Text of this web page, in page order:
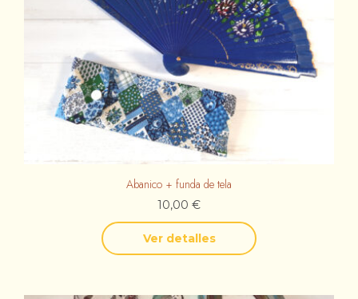
Abanico + funda de tela
10,00 €
Ver detalles